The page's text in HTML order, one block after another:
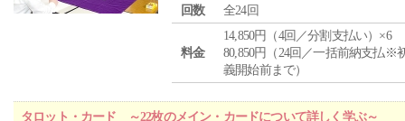
回数
全24回
料金
14,850円（4回／分割支払い）×6
80,850円（24回／一括前納支払※
義開始前まで）
タロット・カード ～22枚のメイン・カードについて詳しく学ぶ～